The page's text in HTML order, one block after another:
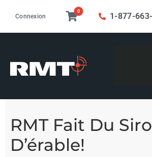
Connexion
0 1-877-
RMT Fait Du
D’érable!